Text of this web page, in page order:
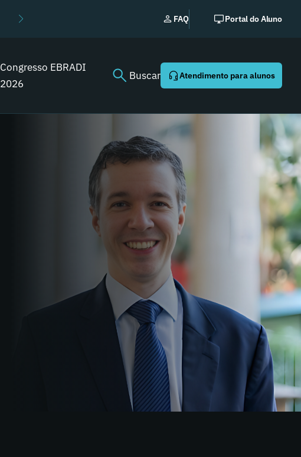
EBRADI | NEWS: o
Youtube agora!
FAQ Portal do Aluno
Congresso EBRADI
2026
Buscar Atendimento para alunos